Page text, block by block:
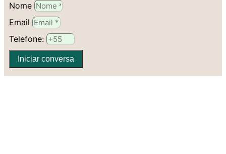
Nome
Email
Telefone:
Iniciar conversa